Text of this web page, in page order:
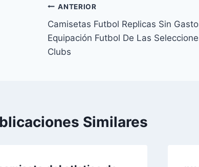
Navegación
de
entradas
ANTERIOR
Camisetas Futbol Replicas Sin
Equipación Futbol De Las
Clubs
Similares